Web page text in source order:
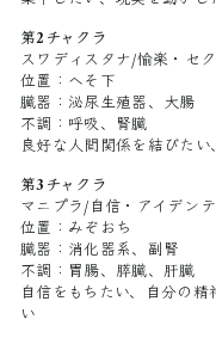
第2チャクラ
スワディスタナ/愉楽・セ
位置：へそ下
臓器：泌尿生殖器、大腸
不調：呼吸、腎臓
良好な人間関係を結びた
第3チャクラ
マニプラ/自信・アイデン
位置：みぞおち
臓器：消化器系、副腎
不調：胃腸、膵臓、肝臓
自信をもちたい、自分の
い